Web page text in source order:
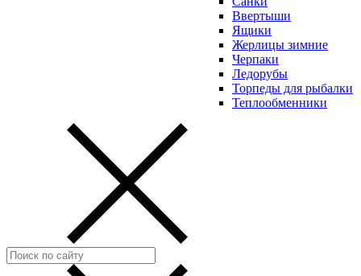
Ввертыши
Ящики
Жерлицы зимние
Черпаки
Ледорубы
Торпеды для рыбалки
Теплообменники